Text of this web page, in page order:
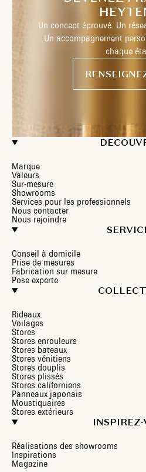
Marque
Valeurs
Sur-mesure
Showrooms
Services pour les professionnels
Nous contacter
Nous rejoindre
Conseil à domicile
Prise de mesures
Fabrication sur mesure
Pose experte
Rideaux
Voilages
Stores
Stores enrouleurs
Stores bateaux
Stores vénitiens
Stores douplis
Stores plissés
Stores californiens
Panneaux japonais
Moustiquaires
Stores extérieurs
INSPIREZ-
Réalisations des showrooms
Inspirations
Magazine
Un concept éprouvé. Un
Un accompagnement
chaque